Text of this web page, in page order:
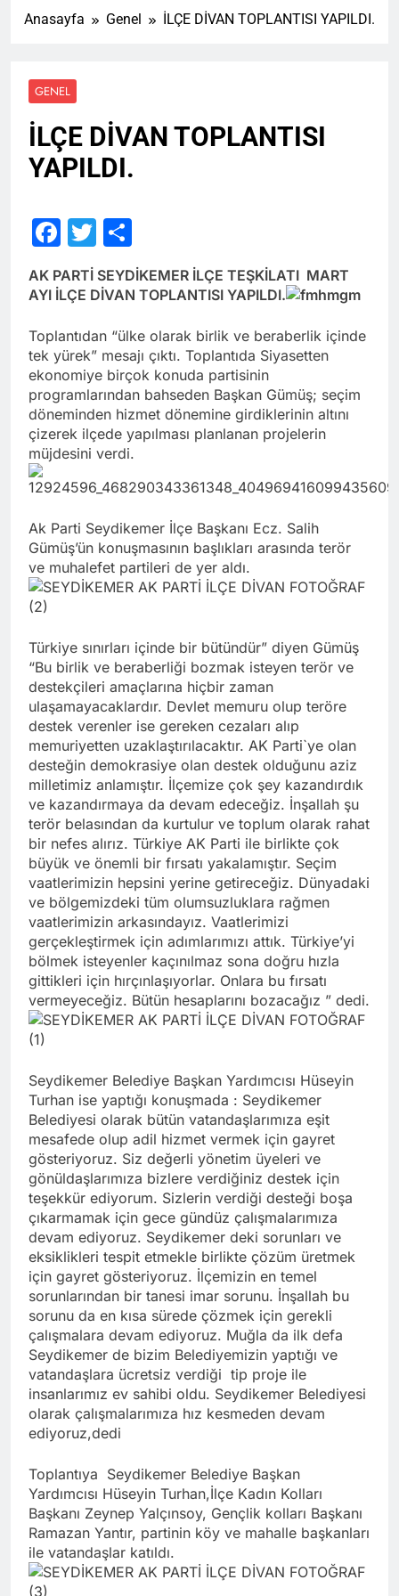
Anasayfa Genel İLÇE DİVAN TOPLANTISI YAPILDI.
GENEL
İLÇE DİVAN TOPLANTISI
YAPILDI.
Facebook
Twitter
AK PARTİ SEYDİKEMER İLÇE TEŞKİLATI MART
AYI İLÇE DİVAN TOPLANTISI YAPILDI.
Toplantıdan “ülke olarak birlik ve beraberlik içinde
tek yürek” mesajı çıktı. Toplantıda Siyasetten
ekonomiye birçok konuda partisinin
programlarından bahseden Başkan Gümüş; seçim
döneminden hizmet dönemine girdiklerinin altını
çizerek ilçede yapılması planlanan projelerin
müjdesini verdi.
Ak Parti Seydikemer İlçe Başkanı Ecz. Salih
Gümüş’ün konuşmasının başlıkları arasında terör
ve muhalefet partileri de yer aldı.
Türkiye sınırları içinde bir bütündür” diyen Gümüş
“Bu birlik ve beraberliği bozmak isteyen terör ve
destekçileri amaçlarına hiçbir zaman
ulaşamayacaklardır. Devlet memuru olup teröre
destek verenler ise gereken cezaları alıp
memuriyetten uzaklaştırılacaktır. AK Parti`ye olan
desteğin demokrasiye olan destek olduğunu aziz
milletimiz anlamıştır. İlçemize çok şey kazandırdık
ve kazandırmaya da devam edeceğiz. İnşallah şu
terör belasından da kurtulur ve toplum olarak rahat
bir nefes alırız. Türkiye AK Parti ile birlikte çok
büyük ve önemli bir fırsatı yakalamıştır. Seçim
vaatlerimizin hepsini yerine getireceğiz. Dünyadaki
ve bölgemizdeki tüm olumsuzluklara rağmen
vaatlerimizin arkasındayız. Vaatlerimizi
gerçekleştirmek için adımlarımızı attık. Türkiye’yi
bölmek isteyenler kaçınılmaz sona doğru hızla
gittikleri için hırçınlaşıyorlar. Onlara bu fırsatı
vermeyeceğiz. Bütün hesaplarını bozacağız ” dedi.
Seydikemer Belediye Başkan Yardımcısı Hüseyin
Turhan ise yaptığı konuşmada : Seydikemer
Belediyesi olarak bütün vatandaşlarımıza eşit
mesafede olup adil hizmet vermek için gayret
gösteriyoruz. Siz değerli yönetim üyeleri ve
gönüldaşlarımıza bizlere verdiğiniz destek için
teşekkür ediyorum. Sizlerin verdiği desteği boşa
çıkarmamak için gece gündüz çalışmalarımıza
devam ediyoruz. Seydikemer deki sorunları ve
eksiklikleri tespit etmekle birlikte çözüm üretmek
için gayret gösteriyoruz. İlçemizin en temel
sorunlarından bir tanesi imar sorunu. İnşallah bu
sorunu da en kısa sürede çözmek için gerekli
çalışmalara devam ediyoruz. Muğla da ilk defa
Seydikemer de bizim Belediyemizin yaptığı ve
vatandaşlara ücretsiz verdiği tip proje ile
insanlarımız ev sahibi oldu. Seydikemer Belediyesi
olarak çalışmalarımıza hız kesmeden devam
ediyoruz,dedi
Toplantıya Seydikemer Belediye Başkan
Yardımcısı Hüseyin Turhan,İlçe Kadın Kolları
Başkanı Zeynep Yalçınsoy, Gençlik kolları Başkanı
Ramazan Yantır, partinin köy ve mahalle başkanları
ile vatandaşlar katıldı.